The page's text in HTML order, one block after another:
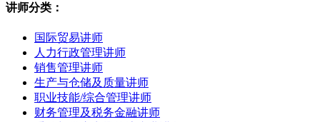
讲师分类：
国际贸易讲师
人力行政管理讲师
销售管理讲师
生产与仓储及质量讲师
职业技能/综合管理讲师
财务管理及税务金融讲师